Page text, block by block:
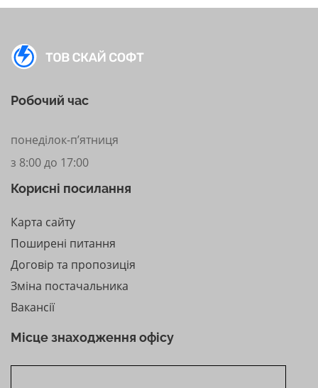
Робочий час
понеділок-п’ятниця
з 8:00 до 17:00
Корисні посилання
Карта сайту
Поширені питання
Договір та пропозиція
Зміна постачальника
Вакансії
Місце знаходження офісу